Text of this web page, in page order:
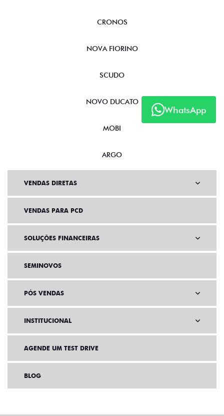
WhatsApp
CRONOS
NOVA FIORINO
SCUDO
NOVO DUCATO
MOBI
ARGO
VENDAS DIRETAS
VENDAS PARA PCD
SOLUÇÕES FINANCEIRAS
SEMINOVOS
PÓS VENDAS
INSTITUCIONAL
AGENDE UM TEST DRIVE
BLOG